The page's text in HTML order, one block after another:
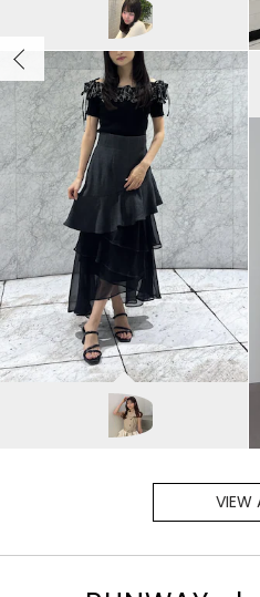
EMODA
ユカ/155cm
VIEW